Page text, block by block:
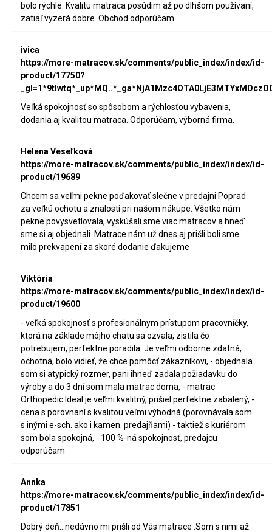
bolo rýchle. Kvalitu matraca posúdim až po dlhšom používaní,
zatiaľ vyzerá dobre. Obchod odporúčam.
ivica
https://more-matracov.sk/comments/public_index/index/id-
product/17750?
Veľká spokojnosť so spôsobom a rýchlosťou vybavenia,
dodania aj kvalitou matraca. Odporúčam, výborná firma.
Helena Veseľková
https://more-matracov.sk/comments/public_index/index/id-
product/19689
Chcem sa veľmi pekne poďakovať slečne v predajni Poprad
za veľkú ochotu a znalosti pri našom nákupe. Všetko nám
pekne povysvetlovala, vyskúšali sme viac matracov a hneď
sme si aj objednali. Matrace nám už dnes aj prišli boli sme
milo prekvapení za skoré dodanie ďakujeme
Viktória
https://more-matracov.sk/comments/public_index/index/id-
product/19600
- veľká spokojnosť s profesionálnym prístupom pracovníčky,
ktorá na základe môjho chatu sa ozvala, zistila čo
potrebujem, perfektne poradila. Je veľmi odborne zdatná,
ochotná, bolo vidieť, že chce pomôcť zákazníkovi, - objednala
som si atypický rozmer, pani ihneď zadala požiadavku do
výroby a do 3 dní som mala matrac doma, - matrac
Orthopedic Ideal je veľmi kvalitný, prišiel perfektne zabalený, -
cena s porovnaní s kvalitou veľmi výhodná (porovnávala som
s inými e-sch. ako i kamen. predajňami) - taktiež s kuriérom
som bola spokojná, - 100 %-ná spokojnosť, predajcu
odporúčam
Annka
https://more-matracov.sk/comments/public_index/index/id-
product/17851
Dobrý deň...nedávno mi prišli od Vás matrace .Som s nimi až